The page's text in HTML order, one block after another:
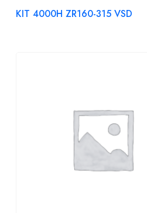
KIT 4000H ZR160-315 VSD